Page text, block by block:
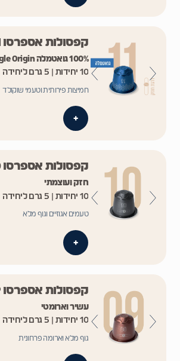
קפסולות אספרסו 11
100% גואטמלה Single Origin
10 יחידות | 5 גרם ליחידה
חמיצות פירותית וטעמי שוקולד
+
קפסולות אספרסו 10
חזק ועוצמתי
10 יחידות | 5 גרם ליחידה
טעמים אגוזיים וגוף מלא
+
קפסולות אספרסו 09
עשיר וארומטי
10 יחידות | 5 גרם ליחידה
גוף מלא וארומה פרחונית